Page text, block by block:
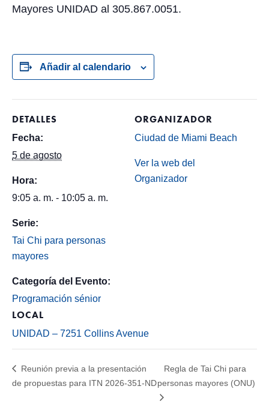
Mayores UNIDAD al 305.867.0051.
Añadir al calendario
DETALLES
Fecha:
5 de agosto
Hora:
9:05 a. m. - 10:05 a. m.
Serie:
Tai Chi para personas
mayores
Categoría del Evento:
Programación sénior
LOCAL
UNIDAD – 7251 Collins Avenue
ORGANIZADOR
Ciudad de Miami Beach
Ver la web del
Organizador
Reunión previa a la presentación
de propuestas para ITN 2026-351-ND
Regla de Tai Chi para
personas mayores (ONU)